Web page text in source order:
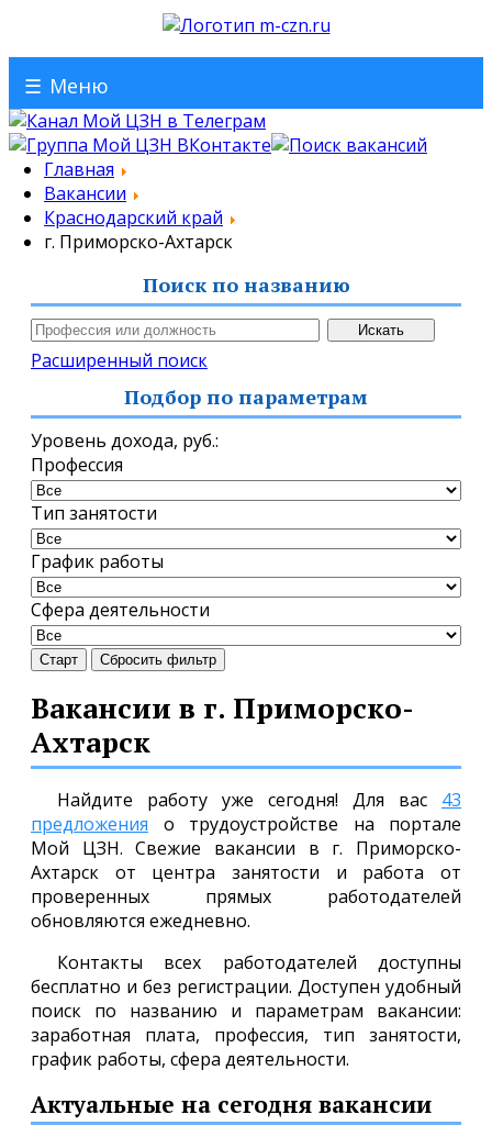
☰ Меню
Главная
Вакансии
Краснодарский край
г. Приморско-Ахтарск
Поиск по названию
Расширенный поиск
Подбор по параметрам
Уровень дохода, руб.:
Профессия
Тип занятости
График работы
Сфера деятельности
Старт Сбросить фильтр
Вакансии в г. Приморско-
Ахтарск
Найдите работу уже сегодня! Для вас 43
предложения о трудоустройстве на портале
Мой ЦЗН. Свежие вакансии в г. Приморско-
Ахтарск от центра занятости и работа от
проверенных прямых работодателей
обновляются ежедневно.
Контакты всех работодателей доступны
бесплатно и без регистрации. Доступен удобный
поиск по названию и параметрам вакансии:
заработная плата, профессия, тип занятости,
график работы, сфера деятельности.
Актуальные на сегодня вакансии